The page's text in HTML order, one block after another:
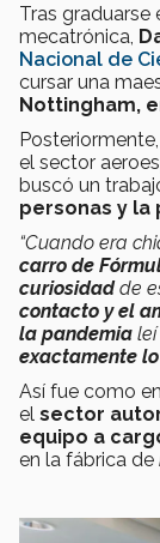
Tras graduarse
mecatrónica,
Nacional de
cursar una
Nottingham,
el sector
buscó un
personas y la
“Cuando era
carro de
curiosidadde
contacto y el
la pandemia
exactamente
Así fue como
el sector
equipo a
en la fábrica de